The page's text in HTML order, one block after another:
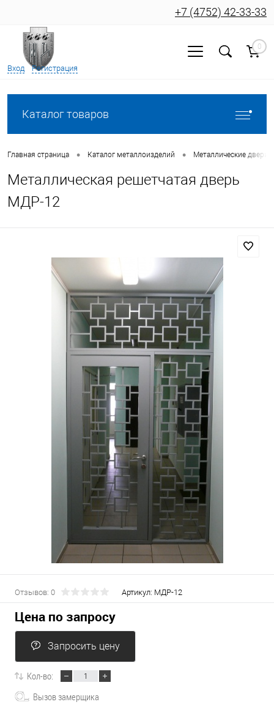
Вход Регистрация
+7 (4752) 42-33-33
0
Каталог товаров
Главная страница • Каталог металлоизделий • Металлические двери
Металлическая решетчатая дверь
МДР-12
Отзывов: 0 Артикул: МДР-12
Цена по запросу
Запросить цену
Кол-во:
Вызов замерщика